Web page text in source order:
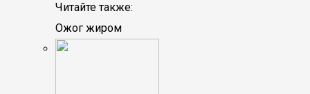
Читайте также:
Ожог жиром